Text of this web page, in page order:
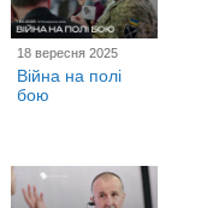
18 вересня 2025
Війна на полі
бою